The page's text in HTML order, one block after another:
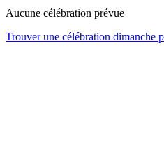
Aucune célébration prévue
Trouver une célébration dimanche